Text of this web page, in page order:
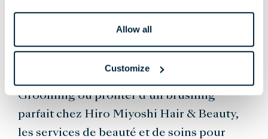
Allow all
Customize
barbe chez Joe Vipond Gentlemen’s
Grooming ou profiter d’un brushing
parfait chez Hiro Miyoshi Hair & Beauty,
les services de beauté et de soins pour